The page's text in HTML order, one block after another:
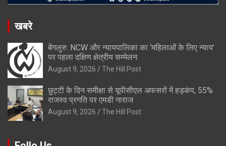
खबरे
बेंगलुरु: NCW और न्यायपालिका का ‘महिलाओं के लिए न्याय’
पर पहला दक्षिण क्षेत्रीय सम्मेलन
August 9, 2026 The Hill Post
छुट्टी के दिन समीक्षा से यूपीसीएल अफसरों में हड़कंप, 55%
राजस्व प्रगति पर एमडी नाराज
August 9, 2026 The Hill Post